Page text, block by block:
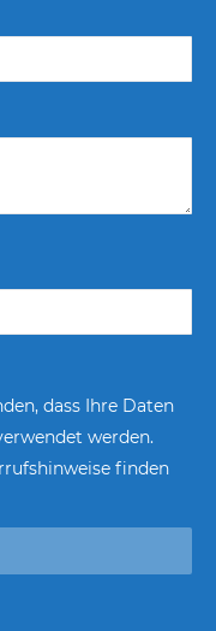
dass Ihre Daten
werden.
finden